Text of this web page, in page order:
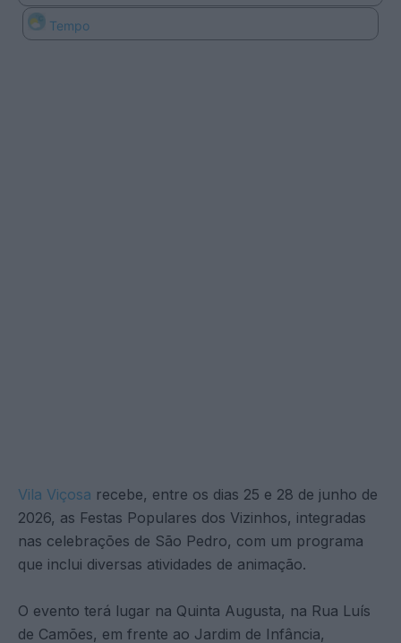
Tempo
Vila Viçosa recebe, entre os dias 25 e 28 de junho de
2026, as Festas Populares dos Vizinhos, integradas
nas celebrações de São Pedro, com um programa
que inclui diversas atividades de animação.
O evento terá lugar na Quinta Augusta, na Rua Luís
de Camões, em frente ao Jardim de Infância,